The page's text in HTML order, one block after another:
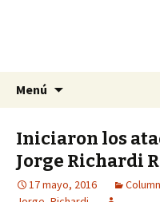
La Yunta de
La nueva opción
Menú
Iniciaron los
Jorge Richardi
17 mayo, 2016